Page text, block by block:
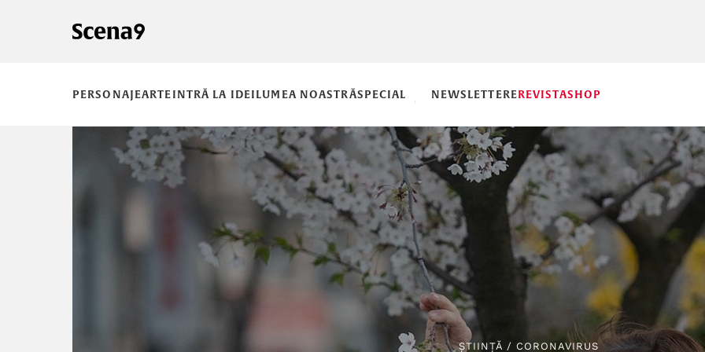
PERSONAJEARTEINTRĂ LA IDEILUMEA NOASTRĂSPECIAL NEWSLETTEREREVISTASHOP
ȘTIINȚĂ / CORONAVIRUS